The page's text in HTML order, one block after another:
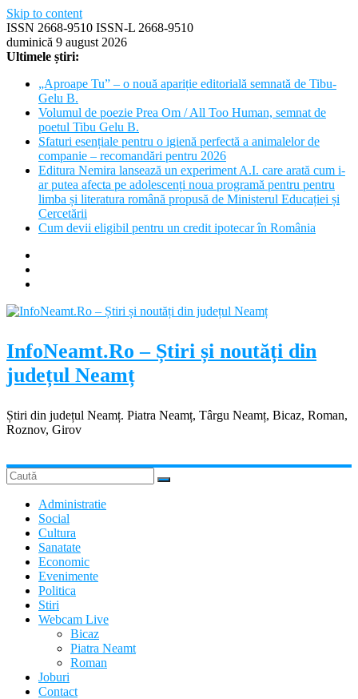
Skip to content
ISSN 2668-9510 ISSN-L 2668-9510
duminică 9 august 2026
Ultimele știri:
„Aproape Tu” – o nouă apariție editorială semnată de Tibu-
Gelu B.
Volumul de poezie Prea Om / All Too Human, semnat de
poetul Tibu Gelu B.
Sfaturi esențiale pentru o igienă perfectă a animalelor de
companie – recomandări pentru 2026
Editura Nemira lansează un experiment A.I. care arată cum i-
ar putea afecta pe adolescenți noua programă pentru pentru
limba și literatura română propusă de Ministerul Educației și
Cercetării
Cum devii eligibil pentru un credit ipotecar în România
InfoNeamt.Ro – Știri și noutăți din
județul Neamț
Știri din județul Neamț. Piatra Neamț, Târgu Neamț, Bicaz, Roman,
Roznov, Girov
Administratie
Social
Cultura
Sanatate
Economic
Evenimente
Politica
Stiri
Webcam Live
Bicaz
Piatra Neamt
Roman
Joburi
Contact